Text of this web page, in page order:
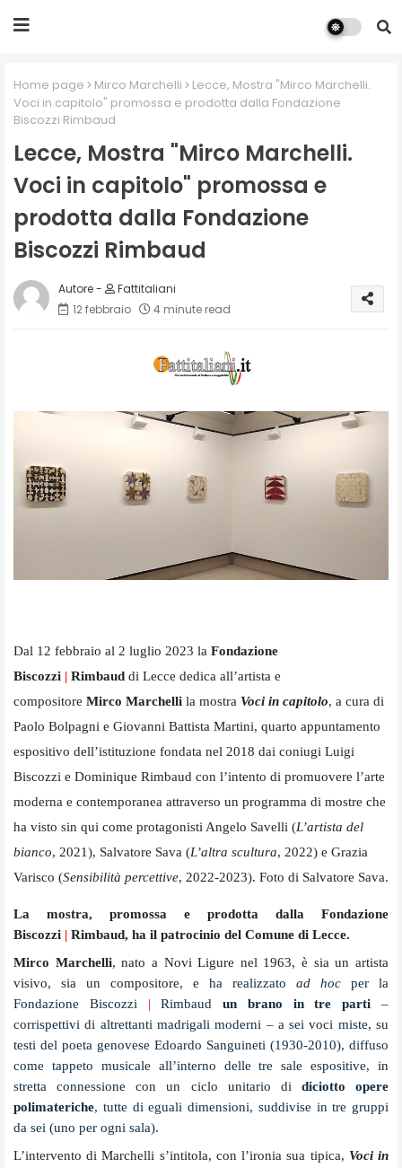
Home page Mirco Marchelli
Lecce, Mostra "Mirco Marchelli.
Voci in capitolo" promossa e prodotta dalla Fondazione
Biscozzi Rimbaud
Lecce, Mostra "Mirco Marchelli.
Voci in capitolo" promossa e
prodotta dalla Fondazione
Biscozzi Rimbaud
Fattitaliani
12 febbraio
4 minute read
Dal 12 febbraio al 2 luglio 2023 la Fondazione
Biscozzi | Rimbaud di Lecce dedica all’artista e
compositore Mirco Marchelli la mostra Voci in capitolo, a cura di
Paolo Bolpagni e Giovanni Battista Martini, quarto appuntamento
espositivo dell’istituzione fondata nel 2018 dai coniugi Luigi
Biscozzi e Dominique Rimbaud con l’intento di promuovere l’arte
moderna e contemporanea attraverso un programma di mostre che
ha visto sin qui come protagonisti Angelo Savelli (L’artista del
bianco, 2021), Salvatore Sava (L’altra scultura, 2022) e Grazia
Varisco (Sensibilità percettive, 2022-2023). Foto di Salvatore Sava.
La mostra, promossa e prodotta dalla Fondazione
Biscozzi | Rimbaud, ha il patrocinio del Comune di Lecce.
Mirco Marchelli, nato a Novi Ligure nel 1963, è sia un artista
visivo, sia un compositore, e ha realizzato ad hoc per la
Fondazione Biscozzi | Rimbaudun brano in tre parti –
corrispettivi di altrettanti madrigali moderni – a sei voci miste, su
testi del poeta genovese Edoardo Sanguineti (1930-2010), diffuso
come tappeto musicale all’interno delle tre sale espositive, in
stretta connessione con un ciclo unitario di diciotto opere
polimateriche, tutte di eguali dimensioni, suddivise in tre gruppi
da sei (uno per ogni sala).
L’intervento di Marchelli s’intitola, con l’ironia sua tipica, Voci in